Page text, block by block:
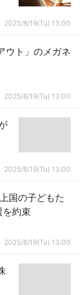
2025/8/19(Tu) 13:00
ウト」のメガネ
2025/8/19(Tu) 13:00
2025/8/19(Tu) 13:00
国の子どもた
を約束
2025/8/19(Tu) 13:00